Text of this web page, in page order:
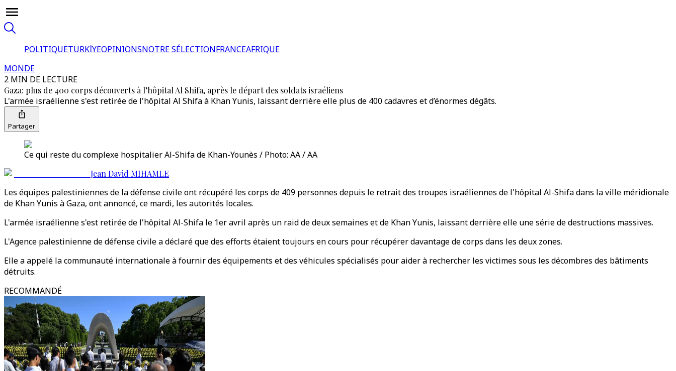
POLITIQUETÜRKİYEOPINIONSNOTRE SÉLECTIONFRANCEAFRIQUE
MONDE
2 MIN DE LECTURE
Gaza: plus de 400 corps découverts à l’hôpital Al Shifa, après le départ des soldats israéliens
L'armée israélienne s'est retirée de l'hôpital Al Shifa à Khan Yunis, laissant derrière elle plus de 400 cadavres et d’énormes dégâts.
Partager
Ce qui reste du complexe hospitalier Al-Shifa de Khan-Younès / Photo: AA / AA
Jean David MIHAMLE
Les équipes palestiniennes de la défense civile ont récupéré les corps de 409 personnes depuis le retrait des troupes israéliennes de l'hôpital Al-Shifa dans la ville méridionale
de Khan Yunis à Gaza, ont annoncé, ce mardi, les autorités locales.
L'armée israélienne s'est retirée de l'hôpital Al-Shifa le 1er avril après un raid de deux semaines et de Khan Yunis, laissant derrière elle une série de destructions massives.
L'Agence palestinienne de défense civile a déclaré que des efforts étaient toujours en cours pour récupérer davantage de corps dans les deux zones.
Elle a appelé la communauté internationale à fournir des équipements et des véhicules spécialisés pour aider à rechercher les victimes sous les décombres des bâtiments
détruits.
RECOMMANDÉ